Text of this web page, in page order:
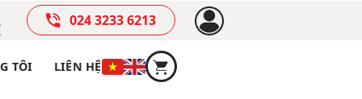
024 3233 6213
TÔI LIÊN HỆ